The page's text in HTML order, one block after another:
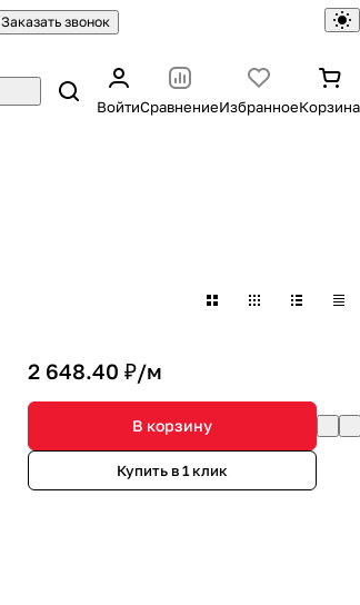
Заказать звонок
ВойтиСравнениеИзбранноеКорзина
2 648.40 ₽/м
В корзину
Купить в 1 клик